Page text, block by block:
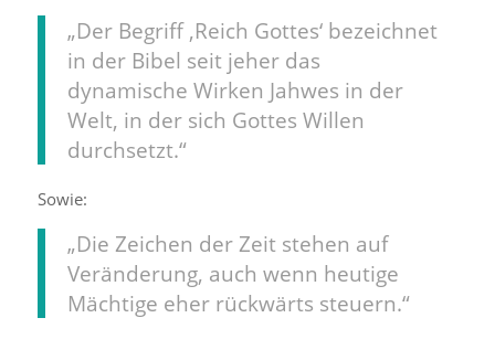
„Der Begriff ‚Reich Gottes‘ bezeichnet
in der Bibel seit jeher das
dynamische Wirken Jahwes in der
Welt, in der sich Gottes Willen
durchsetzt.“
Sowie:
„Die Zeichen der Zeit stehen auf
Veränderung, auch wenn heutige
Mächtige eher rückwärts steuern.“